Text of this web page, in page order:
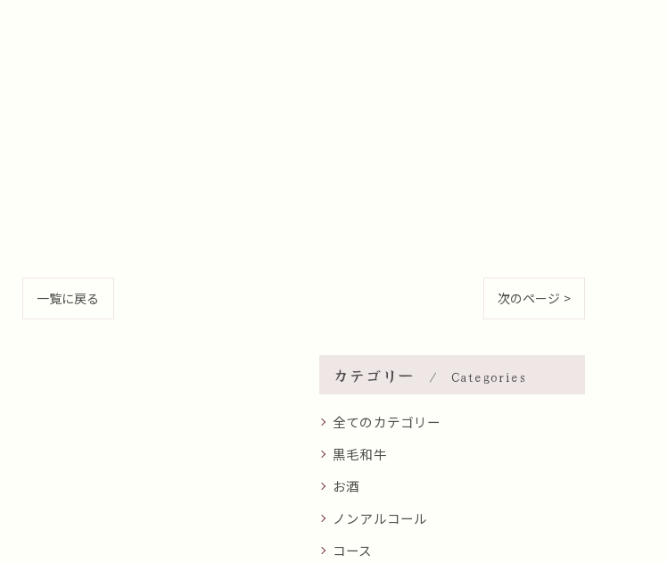
一覧に戻る 次のページ >
カテゴリー Categories
全てのカテゴリー
黒毛和牛
お酒
ノンアルコール
コース